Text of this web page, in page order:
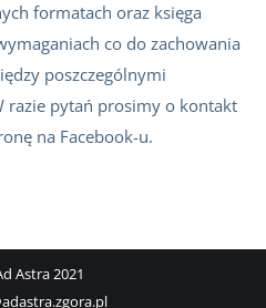
formatach oraz księga
co do zachowania
poszczególnymi
razie pytań prosimy o kontakt
na Facebook-u.
Astra 2021